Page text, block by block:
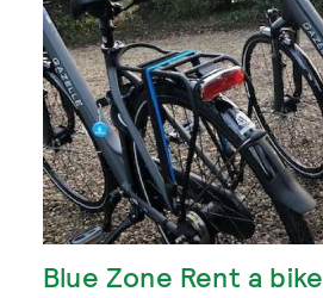
Blue Zone Rent a bike